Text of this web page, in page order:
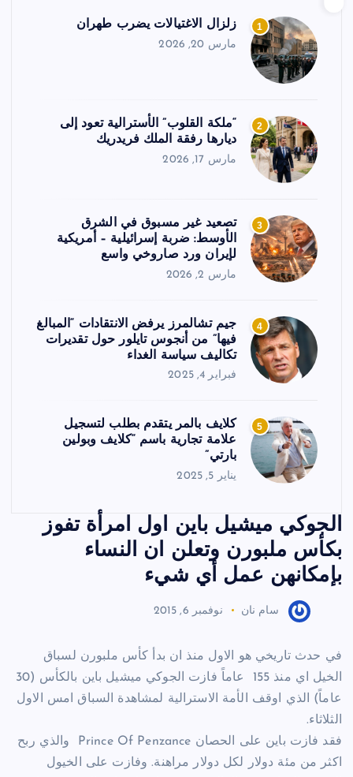
1 زلزال الاغتيالات يضرب طهران
مارس 20, 2026
2
“ملكة القلوب” الأسترالية تعود إلى
ديارها رفقة الملك فريدريك
مارس 17, 2026
3
تصعيد غير مسبوق في الشرق
الأوسط: ضربة إسرائيلية – أمريكية
لإيران ورد صاروخي واسع
مارس 2, 2026
4
جيم تشالمرز يرفض الانتقادات “المبالغ
فيها” من أنجوس تايلور حول تقديرات
تكاليف سياسة الغداء
فبراير 4, 2025
5
كلايف بالمر يتقدم بطلب لتسجيل
علامة تجارية باسم “كلايف وبولين
بارتي”
يناير 5, 2025
الجوكي ميشيل باين اول امرأة تفوز
بكأس ملبورن وتعلن ان النساء
بإمكانهن عمل أي شيء
سام نان نوفمبر 6, 2015
في حدث تاريخي هو الاول منذ ان بدأ كأس ملبورن لسباق
الخيل اي منذ 155 عاماً فازت الجوكي ميشيل باين بالكأس (30
عاماً) الذي اوقف الأمة الاسترالية لمشاهدة السباق امس الاول
الثلاثاء.
فقد فازت باين على الحصان Prince Of Penzance والذي ربح
اكثر من مئة دولار لكل دولار مراهنة. وفازت على الخيول